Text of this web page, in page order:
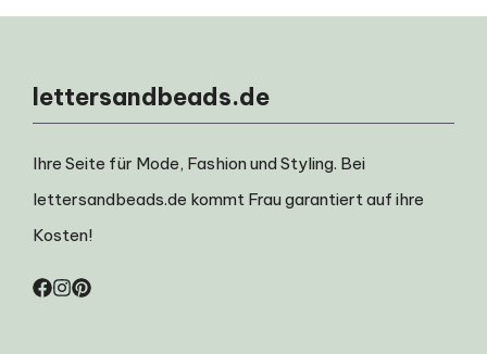
lettersandbeads.de
Ihre Seite für Mode, Fashion und Styling. Bei
lettersandbeads.de kommt Frau garantiert auf ihre
Kosten!